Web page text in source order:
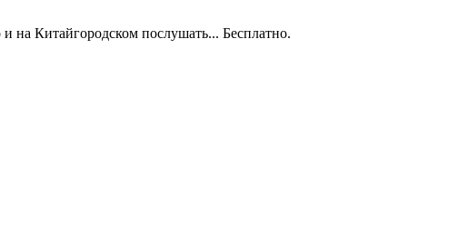
на Китайгородском послушать... Бесплатно.